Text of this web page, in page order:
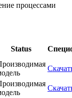
процессами
Status